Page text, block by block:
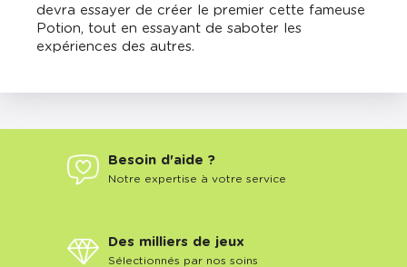
devra essayer de créer le premier cette fameuse
Potion, tout en essayant de saboter les
expériences des autres.
Besoin d'aide ?
Notre expertise à votre service
Des milliers de jeux
Sélectionnés par nos soins